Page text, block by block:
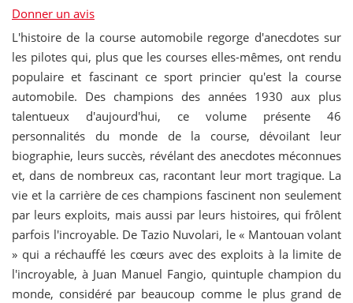
Donner un avis
L'histoire de la course automobile regorge d'anecdotes sur
les pilotes qui, plus que les courses elles-mêmes, ont rendu
populaire et fascinant ce sport princier qu'est la course
automobile. Des champions des années 1930 aux plus
talentueux d'aujourd'hui, ce volume présente 46
personnalités du monde de la course, dévoilant leur
biographie, leurs succès, révélant des anecdotes méconnues
et, dans de nombreux cas, racontant leur mort tragique. La
vie et la carrière de ces champions fascinent non seulement
par leurs exploits, mais aussi par leurs histoires, qui frôlent
parfois l'incroyable. De Tazio Nuvolari, le « Mantouan volant
» qui a réchauffé les cœurs avec des exploits à la limite de
l'incroyable, à Juan Manuel Fangio, quintuple champion du
monde, considéré par beaucoup comme le plus grand de